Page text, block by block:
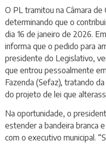
O PL tramitou na Câmara de
determinando que o
dia 16 de janeiro de 2026.
informa que o pedido para
presidente do Legislativo,
que entrou pessoalmente
Fazenda (Sefaz), tratando
do projeto de lei que
Na oportunidade, o
estender a bandeira branca
com o executivo municipal.